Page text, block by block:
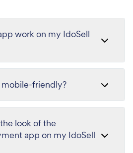
work on my IdoSell
mobile-friendly?
look of the
app on my IdoSell